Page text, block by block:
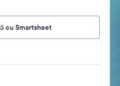
cu Smartsheet